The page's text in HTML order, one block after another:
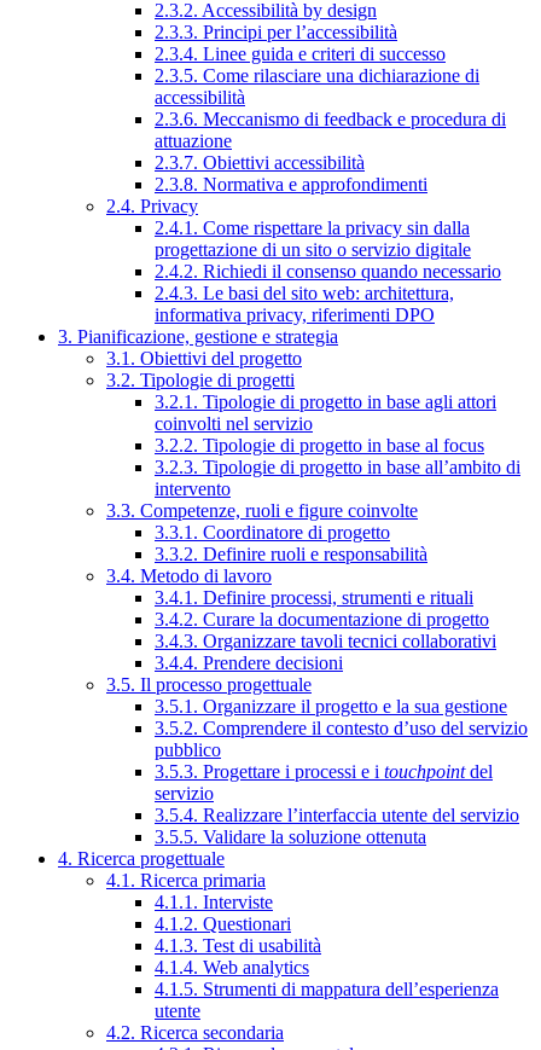
2.3.2. Accessibilità by design
2.3.3. Principi per l’accessibilità
2.3.4. Linee guida e criteri di successo
2.3.5. Come rilasciare una dichiarazione di
accessibilità
2.3.6. Meccanismo di feedback e procedura di
attuazione
2.3.7. Obiettivi accessibilità
2.3.8. Normativa e approfondimenti
2.4. Privacy
2.4.1. Come rispettare la privacy sin dalla
progettazione di un sito o servizio digitale
2.4.2. Richiedi il consenso quando necessario
2.4.3. Le basi del sito web: architettura,
informativa privacy, riferimenti DPO
3. Pianificazione, gestione e strategia
3.1. Obiettivi del progetto
3.2. Tipologie di progetti
3.2.1. Tipologie di progetto in base agli attori
coinvolti nel servizio
3.2.2. Tipologie di progetto in base al focus
3.2.3. Tipologie di progetto in base all’ambito di
intervento
3.3. Competenze, ruoli e figure coinvolte
3.3.1. Coordinatore di progetto
3.3.2. Definire ruoli e responsabilità
3.4. Metodo di lavoro
3.4.1. Definire processi, strumenti e rituali
3.4.2. Curare la documentazione di progetto
3.4.3. Organizzare tavoli tecnici collaborativi
3.4.4. Prendere decisioni
3.5. Il processo progettuale
3.5.1. Organizzare il progetto e la sua gestione
3.5.2. Comprendere il contesto d’uso del servizio
pubblico
3.5.3. Progettare i processi e i touchpointdel
servizio
3.5.4. Realizzare l’interfaccia utente del servizio
3.5.5. Validare la soluzione ottenuta
4. Ricerca progettuale
4.1. Ricerca primaria
4.1.1. Interviste
4.1.2. Questionari
4.1.3. Test di usabilità
4.1.4. Web analytics
4.1.5. Strumenti di mappatura dell’esperienza
utente
4.2. Ricerca secondaria